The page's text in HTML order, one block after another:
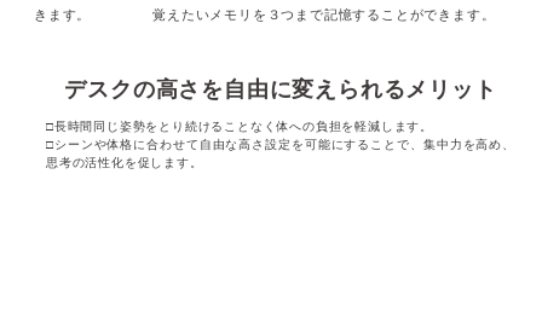
きます。
覚えたいメモリを３つまで記憶することができます。
デスクの高さを自由に変えられるメリット
□長時間同じ姿勢をとり続けることなく体への負担を軽減します。
□シーンや体格に合わせて自由な高さ設定を可能にすることで、集中力を高め、
思考の活性化を促します。